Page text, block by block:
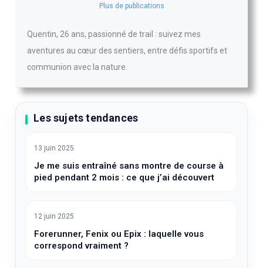
Plus de publications
Quentin, 26 ans, passionné de trail : suivez mes
aventures au cœur des sentiers, entre défis sportifs et
communion avec la nature.
Les sujets tendances
13 juin 2025
Je me suis entraîné sans montre de course à
pied pendant 2 mois : ce que j’ai découvert
12 juin 2025
Forerunner, Fenix ou Epix : laquelle vous
correspond vraiment ?